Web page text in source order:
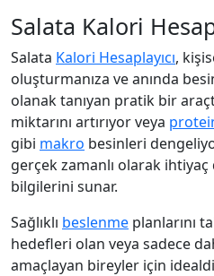
Salata Kalori
Salata Kalori Hesaplayıcı,
oluşturmanıza ve anında
olanak tanıyan pratik bir
miktarını artırıyor veya
gibi makro besinleri
gerçek zamanlı olarak
bilgilerini sunar.
Sağlıklı beslenme planlarını
hedefleri olan veya sadece
amaçlayan bireyler için